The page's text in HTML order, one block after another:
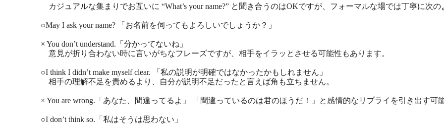
カジュアルな集まりでお互いに “What’s your name?” と聞き合うのはOKですが、フォーマルな場では丁寧に次の
○May I ask your name? 「お名前を伺ってもよろしいでしょうか？」
× You don’t understand.「分かってないね」
意見が折り合わない時に言いがちなフレーズですが、相手をイラッとさせる可能性もあります。
○I think I didn’t make myself clear. 「私の説明が明確ではなかったかもしれません」
相手の理解不足を責めるより、自分が説明不足だったと言えば角も立ちません。
× You are wrong.「あなた、間違ってるよ」 「間違っているのは君のほうだ！」と感情的なリプライを引き出す可
○I don’t think so.「私はそうは思わない」